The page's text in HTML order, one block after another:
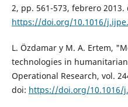
2, pp. 561-573, febrero 2013.
https://doi.org/10.1016/
L. Özdamar y M. A. Ertem,
technologies in
Operational Research, vol.
doi: https://doi.org/10.1016/